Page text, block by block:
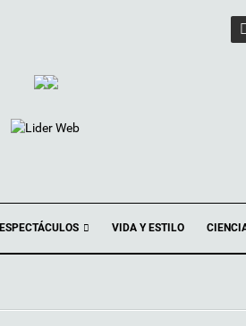
ESPECTÁCULOS VIDA Y ESTILO